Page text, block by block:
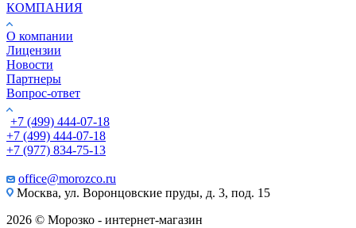
КОМПАНИЯ
О компании
Лицензии
Новости
Партнеры
Вопрос-ответ
+7 (499) 444-07-18
+7 (499) 444-07-18
+7 (977) 834-75-13
office@morozco.ru
Москва, ул. Воронцовские пруды, д. 3, под. 15
2026 © Морозко - интернет-магазин